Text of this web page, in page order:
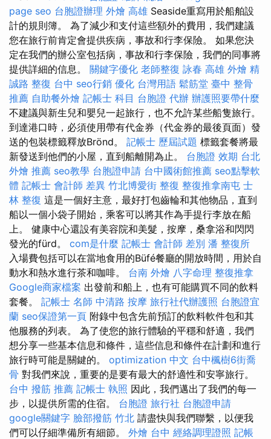
page seo 台胞證辦理 外燴 高雄 Seaside重寫用於船舶設
計的規則簿。 為了減少和支付這些額外的費用，我們建議
您在旅行前肯定會提供疾病，事故和行李保險。 如果您決
定在我們的辦公室包括病，事故和行李保險，我們的同事將
提供詳細的信息。 關鍵字優化 老師整復 詠春 高雄 外燴 精
誠路 整復 台中 seo行銷 優化 台灣用語 鬆筋堂 臺中 整骨
推薦 自助餐外燴 記帳士 科目 台胞證 代辦 辦護照要帶什麼
不建議與新生兒和嬰兒一起旅行，也不允許某些船隻旅行。
到達港口時，必須使用帶有代金券（代金券的最後頁面）發
送的包裝標籤釋放Brönd。 記帳士 歷屆試題 標籤套餐將最
新發送到他們的小屋，直到船離開為止。 台胞證 效期 台北
外燴 推薦 seo教學 台胞證申請 台中國術館推薦 seo點擊軟
體 記帳士 會計師 差異 竹北博愛街 整復 整復推拿南屯 士
林 整復 這是一個好主意，最好打包齒輪和其他物品，直到
船以一個小袋子開始，乘客可以將其作為手提行李放在船
上。 健康中心還設有美容院和美髮，按摩，桑拿浴和閃閃
發光的fürd。 com是什麼 記帳士 會計師 差別 潘 整復所
入場費包括可以在當地食用的Büfé餐廳的開放時間，用於自
動水和熱水進行茶和咖啡。 台南 外燴 八字命理 整復推拿
Google商家檔案 出發前和船上，也有可能購買不同的飲料
套餐。 記帳士 名師 中清路 按摩 旅行社代辦護照 台胞證宜
蘭 seo保證第一頁 附錄中包含先前預訂的飲料軟件包和其
他服務的列表。 為了使您的旅行體驗的平穩和舒適，我們
想分享一些基本信息和條件，這些信息和條件在計劃和進行
旅行時可能是關鍵的。 optimization 中文 台中楓樹6街喬
骨 對我們來說，重要的是要有最大的舒適性和安寧旅行。
台中 撥筋 推薦 記帳士 執照 因此，我們邁出了我們的每一
步，以提供所需的住宿。 台胞證 旅行社 台胞證申請
google關鍵字 臉部撥筋 竹北 請盡快與我們聯繫，以便我
們可以仔細準備所有細節。 外燴 台中 經絡調理證照 記帳